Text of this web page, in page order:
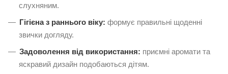
слухняним.
Гігієна з раннього віку: формує правильні щоденні
звички догляду.
Задоволення від використання: приємні аромати та
яскравий дизайн подобаються дітям.